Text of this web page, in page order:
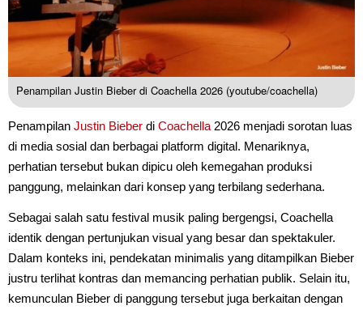
Penampilan Justin Bieber di Coachella 2026 (youtube/coachella)
Penampilan Justin Bieber di Coachella 2026 menjadi sorotan luas
di media sosial dan berbagai platform digital. Menariknya,
perhatian tersebut bukan dipicu oleh kemegahan produksi
panggung, melainkan dari konsep yang terbilang sederhana.
Sebagai salah satu festival musik paling bergengsi, Coachella
identik dengan pertunjukan visual yang besar dan spektakuler.
Dalam konteks ini, pendekatan minimalis yang ditampilkan Bieber
justru terlihat kontras dan memancing perhatian publik. Selain itu,
kemunculan Bieber di panggung tersebut juga berkaitan dengan